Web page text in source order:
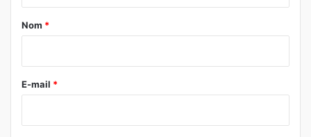
a
e
Nom *
E-mail *